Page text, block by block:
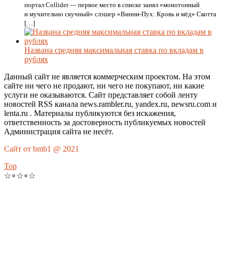
портал Collider — первое место в списке занял «монотонный
и мучительно скучный» слэшер «Винни-Пух: Кровь и мёд» Скотта
[…]
Названа средняя максимальная ставка по вкладам в
рублях
Данный сайт не является коммерческим проектом. На этом
сайте ни чего не продают, ни чего не покупают, ни какие
услуги не оказываются. Сайт представляет собой ленту
новостей RSS канала news.rambler.ru, yandex.ru, newsru.com и
lenta.ru . Материалы публикуются без искажения,
ответственность за достоверность публикуемых новостей
Администрация сайта не несёт.
Сайт от bmb1 @ 2021
Top
☆∘☆∘☆